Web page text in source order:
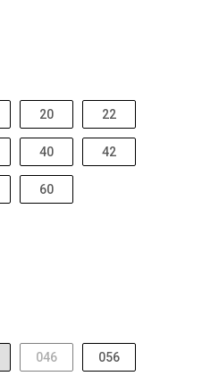
20 22
40 42
60
046 056